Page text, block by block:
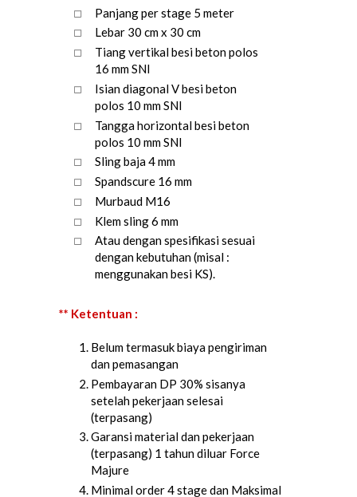
Panjang per stage 5 meter
Lebar 30 cm x 30 cm
Tiang vertikal besi beton polos
16 mm SNI
Isian diagonal V besi beton
polos 10 mm SNI
Tangga horizontal besi beton
polos 10 mm SNI
Sling baja 4 mm
Spandscure 16 mm
Murbaud M16
Klem sling 6 mm
Atau dengan spesifikasi sesuai
dengan kebutuhan (misal :
menggunakan besi KS).
** Ketentuan :
Belum termasuk biaya pengiriman
dan pemasangan
Pembayaran DP 30% sisanya
setelah pekerjaan selesai
(terpasang)
Garansi material dan pekerjaan
(terpasang) 1 tahun diluar Force
Majure
Minimal order 4 stage dan Maksimal